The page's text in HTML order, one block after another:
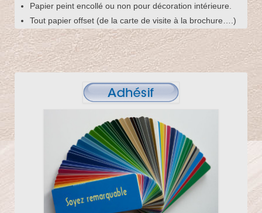
Papier peint encollé ou non pour décoration intérieure.
Tout papier offset (de la carte de visite à la brochure….)